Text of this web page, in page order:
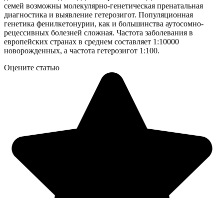
семей возможны молекулярно-генетическая пренатальная
диагностика и выявление гетерозигот. Популяционная
генетика фенилкетонурии, как и большинства аутосомно-
рецессивных болезней сложная. Частота заболевания в
европейских странах в среднем составляет 1:10000
новорожденных, а частота гетерозигот 1:100.
Оцените статью